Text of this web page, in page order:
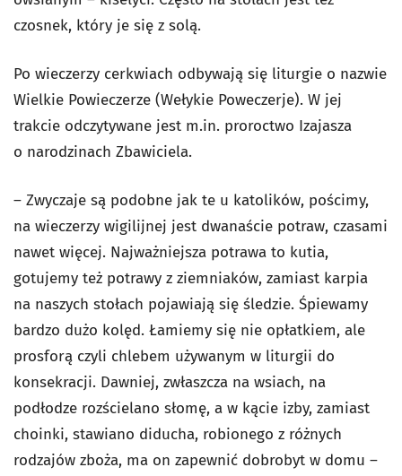
czosnek, który je się z solą.
Po wieczerzy cerkwiach odbywają się liturgie o nazwie
Wielkie Powieczerze (Wełykie Poweczerje). W jej
trakcie odczytywane jest m.in. proroctwo Izajasza
o narodzinach Zbawiciela.
– Zwyczaje są podobne jak te u katolików, pościmy,
na wieczerzy wigilijnej jest dwanaście potraw, czasami
nawet więcej. Najważniejsza potrawa to kutia,
gotujemy też potrawy z ziemniaków, zamiast karpia
na naszych stołach pojawiają się śledzie. Śpiewamy
bardzo dużo kolęd. Łamiemy się nie opłatkiem, ale
prosforą czyli chlebem używanym w liturgii do
konsekracji. Dawniej, zwłaszcza na wsiach, na
podłodze rozścielano słomę, a w kącie izby, zamiast
choinki, stawiano diducha, robionego z różnych
rodzajów zboża, ma on zapewnić dobrobyt w domu –